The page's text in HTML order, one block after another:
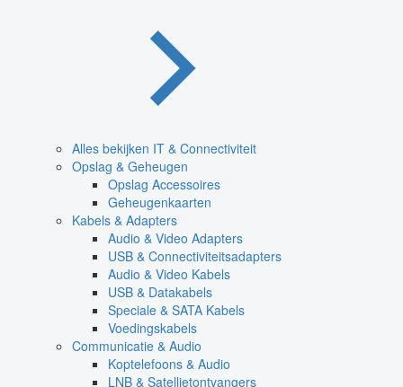
Alles bekijken IT & Connectiviteit
Opslag & Geheugen
Opslag Accessoires
Geheugenkaarten
Kabels & Adapters
Audio & Video Adapters
USB & Connectiviteitsadapters
Audio & Video Kabels
USB & Datakabels
Speciale & SATA Kabels
Voedingskabels
Communicatie & Audio
Koptelefoons & Audio
LNB & Satellietontvangers